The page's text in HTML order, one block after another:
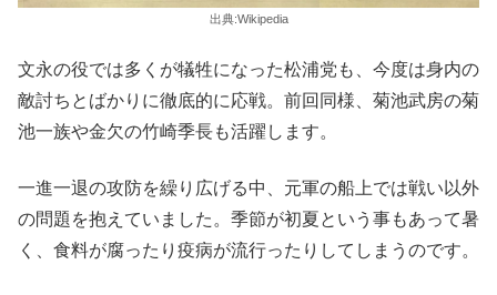
出典:Wikipedia
文永の役では多くが犠牲になった松浦党も、今度は身内の
敵討ちとばかりに徹底的に応戦。前回同様、菊池武房の菊
池一族や金欠の竹崎季長も活躍します。
一進一退の攻防を繰り広げる中、元軍の船上では戦い以外
の問題を抱えていました。季節が初夏という事もあって暑
く、食料が腐ったり疫病が流行ったりしてしまうのです。